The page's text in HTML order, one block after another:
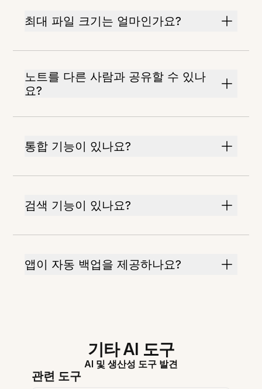
최대 파일 크기는 얼마인가요?
노트를 다른 사람과 공유할 수 있나
요?
통합 기능이 있나요?
검색 기능이 있나요?
앱이 자동 백업을 제공하나요?
기타 AI 도구
AI 및 생산성 도구 발견
관련 도구